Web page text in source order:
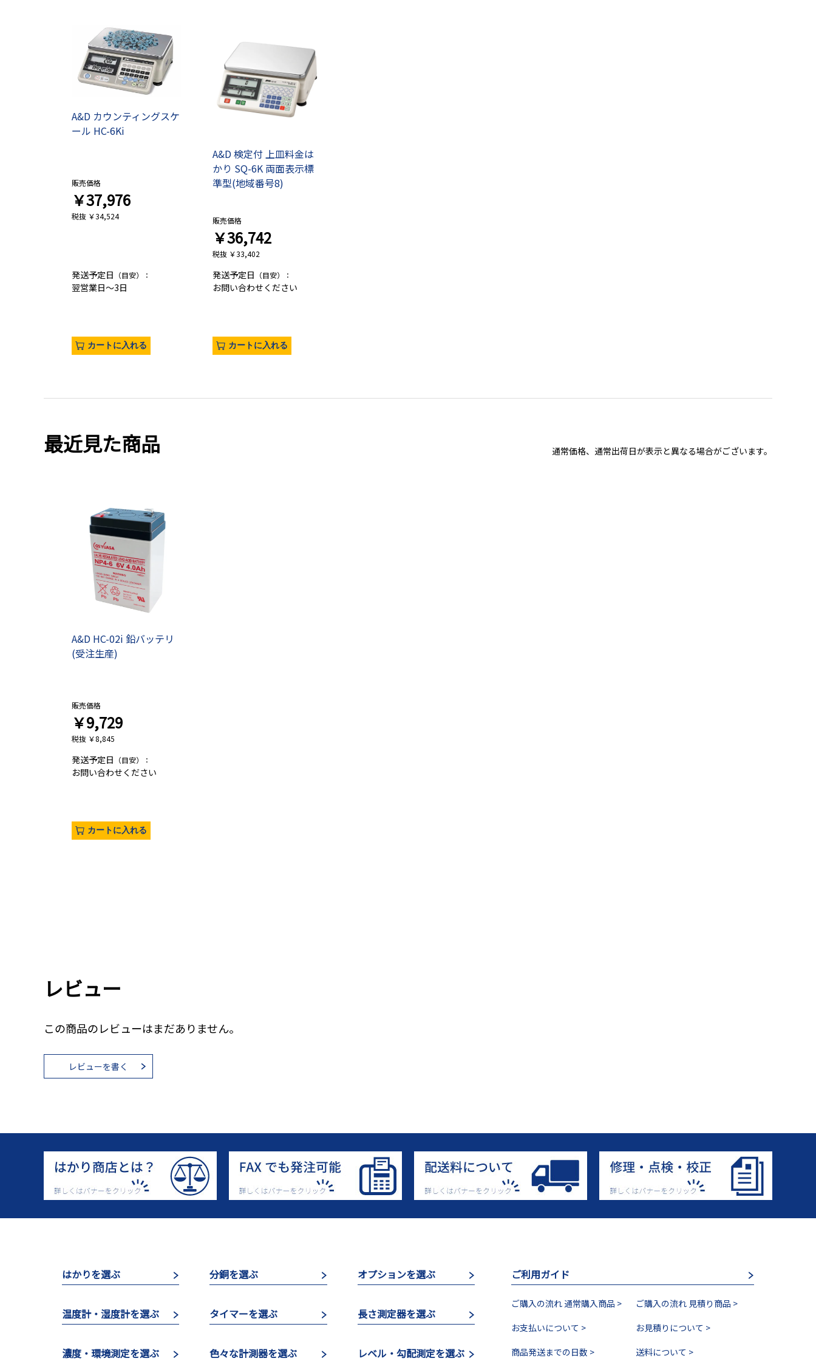
A&D カウンティングスケ
ール HC-6Ki
販売価格
￥37,976
税抜 ￥34,524
発送予定日 （目安）：
翌営業日～3日
カートに入れる
A&D 検定付 上皿料金は
かり SQ-6K 両面表示標
準型(地域番号8)
販売価格
￥36,742
税抜 ￥33,402
発送予定日 （目安）：
お問い合わせください
カートに入れる
最近見た商品 通常価格、通常出荷日が表示と異なる場合がございます。
A&D HC-02i 鉛バッテリ
(受注生産)
販売価格
￥9,729
税抜 ￥8,845
発送予定日 （目安）：
お問い合わせください
カートに入れる
レビュー
この商品のレビューはまだありません。
レビューを書く
はかりを選ぶ 分銅を選ぶ オプションを選ぶ
温度計・湿度計を選ぶ タイマーを選ぶ 長さ測定器を選ぶ
濃度・環境測定を選ぶ 色々な計測器を選ぶ レベル・勾配測定を選ぶ
ご利用ガイド
ご購入の流れ 通常購入商品 >
ご購入の流れ 見積り商品 >
お支払いについて >
お見積りについて >
商品発送までの日数 >
送料について >